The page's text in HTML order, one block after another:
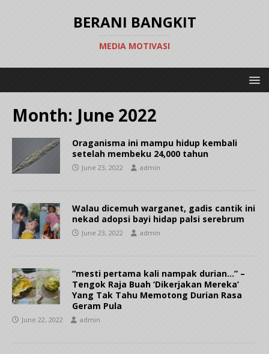
BERANI BANGKIT
MEDIA MOTIVASI
Month: June 2022
Oraganisma ini mampu hidup kembali
setelah membeku 24,000 tahun
June 23, 2022 admin
Walau dicemuh warganet, gadis cantik ini
nekad adopsi bayi hidap palsi serebrum
June 23, 2022 admin
“mesti pertama kali nampak durian…” –
Tengok Raja Buah ‘Dikerjakan Mereka’
Yang Tak Tahu Memotong Durian Rasa
Geram Pula
June 22, 2022 admin